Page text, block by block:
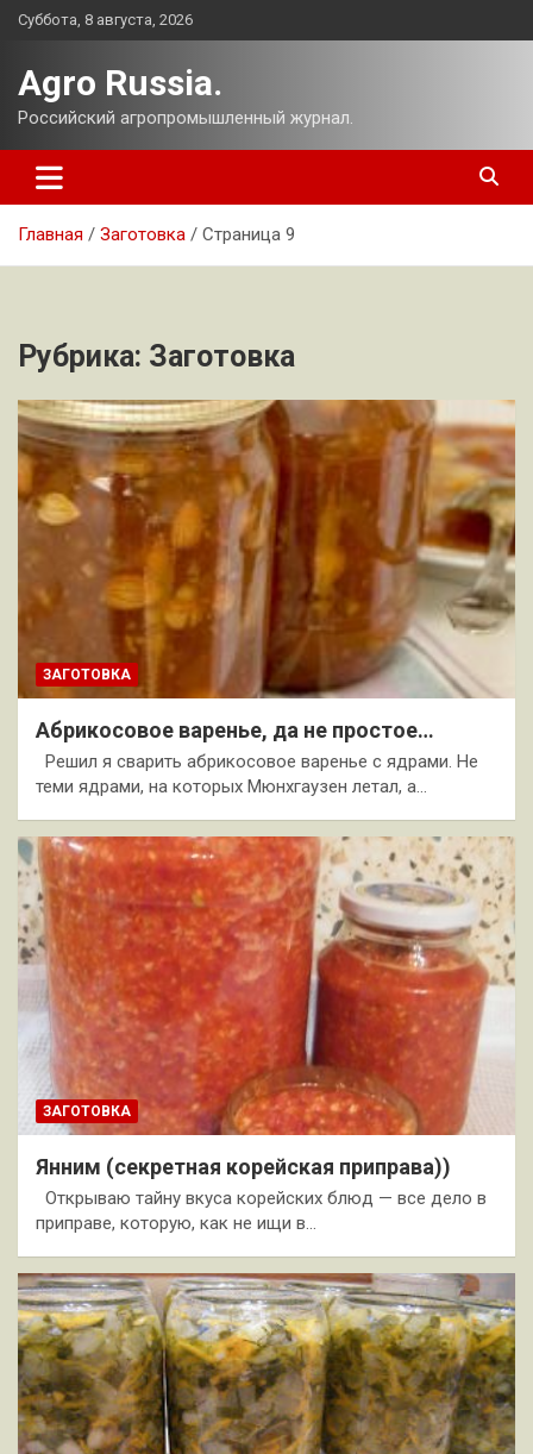
Перейти
Суббота, 8 августа, 2026
Agro Russia.
Российский агропромышленный журнал.
Главная Заготовка Страница 9
Рубрика: Заготовка
ЗАГОТОВКА
Абрикосовое варенье, да не простое…
Решил я сварить абрикосовое варенье с ядрами. Не
теми ядрами, на которых Мюнхгаузен летал, а…
ЗАГОТОВКА
Янним (секретная корейская приправа))
Открываю тайну вкуса корейских блюд — все дело в
приправе, которую, как не ищи в…